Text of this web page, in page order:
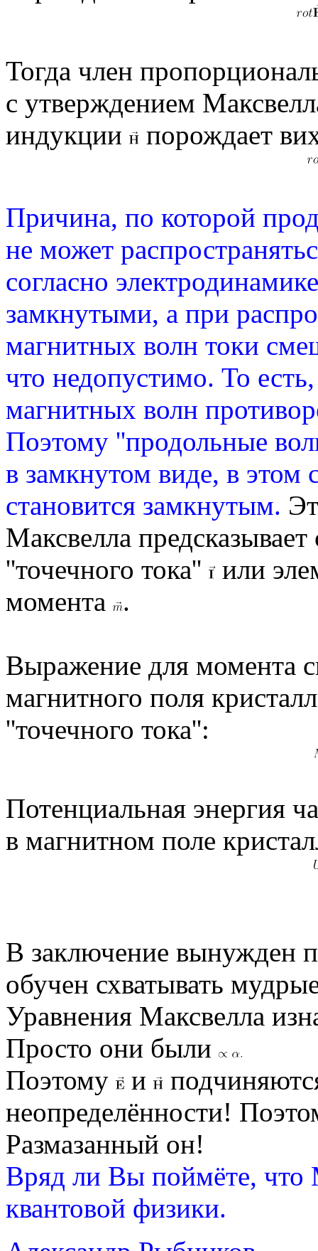
Тогда член
с утверждением
индукции
порождает
Причина, по которой
не может
согласно
замкнутыми, а при
магнитных волн токи
что недопустимо. То
магнитных волн
Поэтому ''продольные
в замкнутом виде, в этом
становится замкнутым.
Максвелла
''точечного тока'' или
момента
.
Выражение для момента
магнитного поля
''точечного тока'':
Потенциальная энергия
в магнитном поле
В заключение вынужден
обучен схватывать
Уравнения Максвелла
Просто они были
Поэтому
и
неопределённости!
Размазанный он!
Вряд ли Вы поймёте,
квантовой физики.